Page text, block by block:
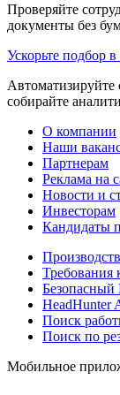
Проверяйте
документы без
Ускорьте подбор
Автоматизируйте
собирайте
О компании
Наши
Партнерам
Реклама на
Новости и
Инвесторам
Кандидаты
Безопасный
HeadHunter
Поиск
Поиск по
Мобильное